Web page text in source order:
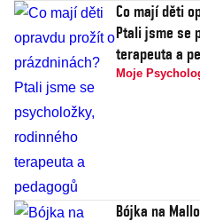
Co mají děti
Ptali jsme se
terapeuta a
Moje
Bójka na